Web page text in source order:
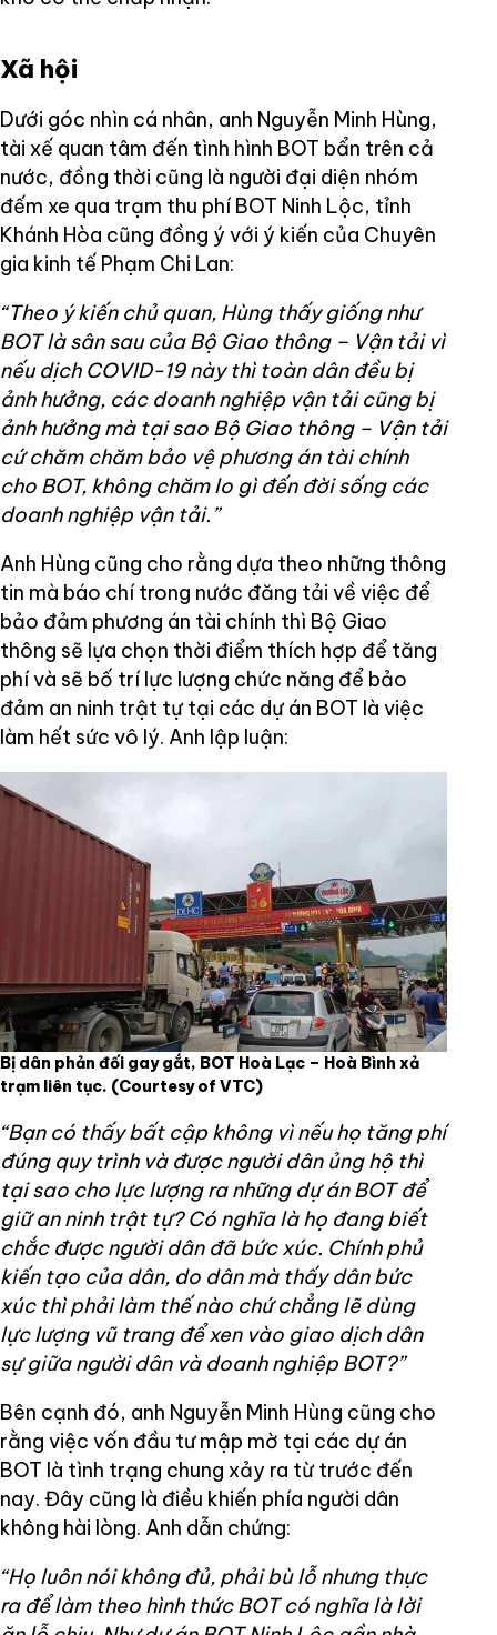
Xã hội
Dưới góc nhìn cá nhân, anh Nguyễn Minh Hùng,
tài xế quan tâm đến tình hình BOT bẩn trên cả
nước, đồng thời cũng là người đại diện nhóm
đếm xe qua trạm thu phí BOT Ninh Lộc, tỉnh
Khánh Hòa cũng đồng ý với ý kiến của Chuyên
gia kinh tế Phạm Chi Lan:
“Theo ý kiến chủ quan, Hùng thấy giống như
BOT là sân sau của Bộ Giao thông – Vận tải vì
nếu dịch COVID-19 này thì toàn dân đều bị
ảnh hưởng, các doanh nghiệp vận tải cũng bị
ảnh hưởng mà tại sao Bộ Giao thông – Vận tải
cứ chăm chăm bảo vệ phương án tài chính
cho BOT, không chăm lo gì đến đời sống các
doanh nghiệp vận tải.”
Anh Hùng cũng cho rằng dựa theo những thông
tin mà báo chí trong nước đăng tải về việc để
bảo đảm phương án tài chính thì Bộ Giao
thông sẽ lựa chọn thời điểm thích hợp để tăng
phí và sẽ bố trí lực lượng chức năng để bảo
đảm an ninh trật tự tại các dự án BOT là việc
làm hết sức vô lý. Anh lập luận:
Bị dân phản đối gay gắt, BOT Hoà Lạc – Hoà Bình xả
trạm liên tục. (Courtesy of VTC)
“Bạn có thấy bất cập không vì nếu họ tăng phí
đúng quy trình và được người dân ủng hộ thì
tại sao cho lực lượng ra những dự án BOT để
giữ an ninh trật tự? Có nghĩa là họ đang biết
chắc được người dân đã bức xúc. Chính phủ
kiến tạo của dân, do dân mà thấy dân bức
xúc thì phải làm thế nào chứ chẳng lẽ dùng
lực lượng vũ trang để xen vào giao dịch dân
sự giữa người dân và doanh nghiệp BOT?”
Bên cạnh đó, anh Nguyễn Minh Hùng cũng cho
rằng việc vốn đầu tư mập mờ tại các dự án
BOT là tình trạng chung xảy ra từ trước đến
nay. Đây cũng là điều khiến phía người dân
không hài lòng. Anh dẫn chứng:
“Họ luôn nói không đủ, phải bù lỗ nhưng thực
ra để làm theo hình thức BOT có nghĩa là lời